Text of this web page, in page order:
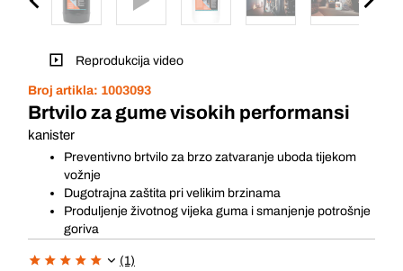
Reprodukcija video
Broj artikla: 1003093
Brtvilo za gume visokih performansi
kanister
Preventivno brtvilo za brzo zatvaranje uboda tijekom
vožnje
Dugotrajna zaštita pri velikim brzinama
Produljenje životnog vijeka guma i smanjenje potrošnje
goriva
(1)